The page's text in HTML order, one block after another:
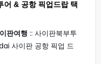
어 & 공항 픽업드랍 택
판여행 :: 사이판북부투
사이판 공항 픽업 드